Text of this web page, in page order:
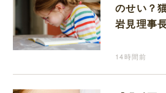
のせい？
岩見理事
14時間前